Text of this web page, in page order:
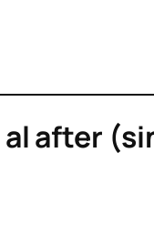
after